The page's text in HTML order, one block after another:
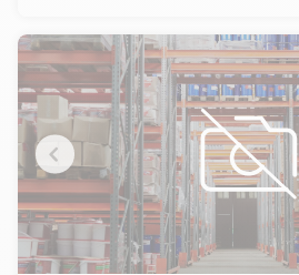
Les bâtiments comprennent des
plain-pied ainsi que des bureaux
et à l'étage.
Chaque projet bénéficie d'options
complémentaires proposées par le
conditions à définir selon votre cahier
L'emplacement offre un accès direct
proximité de la zone industrielle
la gare SNCF de Tourcoing à 3,5 km
5 minutes du site.